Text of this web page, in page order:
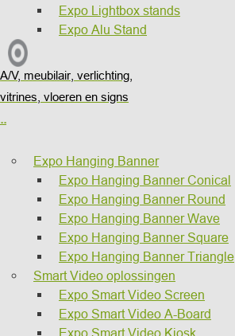
Expo Lightbox stands
Expo Alu Stand
A/V, meubilair, verlichting,
vitrines, vloeren en signs
..
Expo Hanging Banner
Expo Hanging Banner Conical
Expo Hanging Banner Round
Expo Hanging Banner Wave
Expo Hanging Banner Square
Expo Hanging Banner Triangle
Smart Video oplossingen
Expo Smart Video Screen
Expo Smart Video A-Board
Expo Smart Video Kiosk